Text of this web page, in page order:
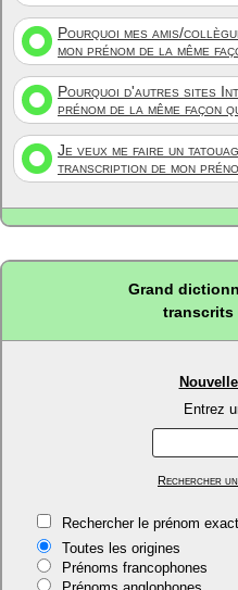
Pourquoi mes amis/
mon prénom de la même
Pourquoi d'autres sites
prénom de la même façon
Je veux me faire un
transcription de mon
Grand
transcrits
Entrez
Rechercher un
Rechercher le prénom exact
Toutes les origines
Prénoms francophones